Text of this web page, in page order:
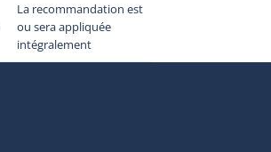
La recommandation est
ou sera appliquée
intégralement